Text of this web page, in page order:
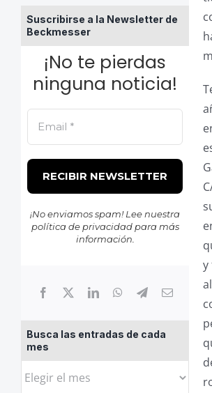
Suscribirse a la Newsletter de
Beckmesser
¡No te pierdas
ninguna noticia!
¡No enviamos spam! Lee nuestra
política de privacidadpara más
información.
Busca las entradas de cada
mes
Busca
y